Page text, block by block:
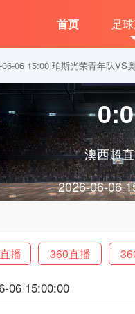
首页 足
06-06 15:00 珀斯光荣青年队VS
0:0
澳西超
2026-06-06
播 360直播
06 15:00:00